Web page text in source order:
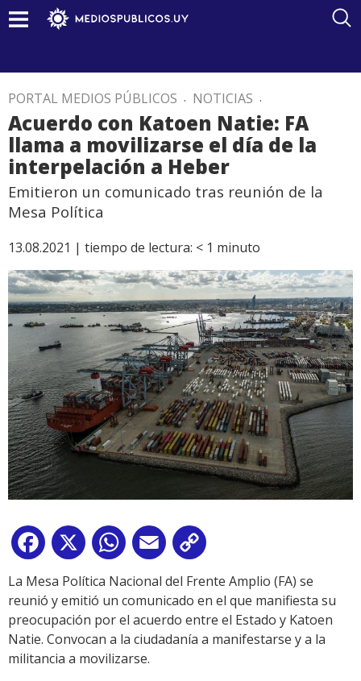
PORTAL MEDIOS PÚBLICOS . NOTICIAS .
Acuerdo con Katoen Natie: FA
llama a movilizarse el día de la
interpelación a Heber
Emitieron un comunicado tras reunión de la
Mesa Política
13.08.2021 | tiempo de lectura: < 1 minuto
Facebook
X WhatsApp
Email
Link
La Mesa Política Nacional del Frente Amplio (FA) se
reunió y emitió un comunicado en el que manifiesta su
preocupación por el acuerdo entre el Estado y Katoen
Natie. Convocan a la ciudadanía a manifestarse y a la
militancia a movilizarse.